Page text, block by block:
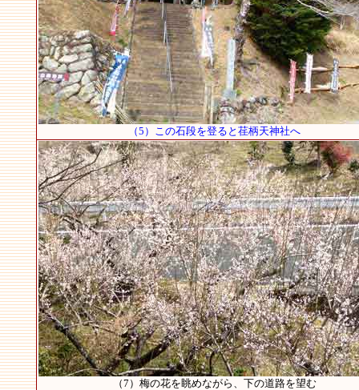
（5）この石段を登ると荏柄天神社へ
（7）梅の花を眺めながら、下の道路を望む